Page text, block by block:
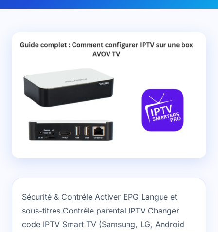
Sécurité & Contréle Activer EPG Langue et
sous-titres Contréle parental IPTV Changer
code IPTV Smart TV (Samsung, LG, Android